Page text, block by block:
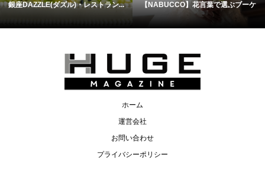
銀座DAZZLE(ダズル)・レストラン... 【NABUCCO】花言葉で選ぶブーケ
ホーム
運営会社
お問い合わせ
プライバシーポリシー